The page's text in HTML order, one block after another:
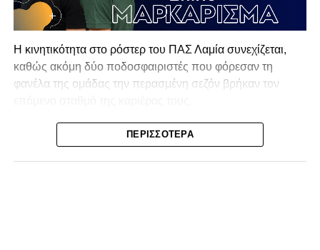
Η κινητικότητα στο ρόστερ του ΠΑΣ Λαμία συνεχίζεται,
καθώς ακόμη δύο ποδοσφαιριστές που φόρεσαν τη
φανέλα της ομάδας την περασμένη σεζόν βρήκαν τον
Ο λόγος για τον Βασίλη Τρούμπουλο και τον Χρυσόστομο
Στάγκο, οι οποίοι θα συνεχίσουν μαζί την ποδοσφαιρική
ΠΕΡΙΣΣΌΤΕΡΑ